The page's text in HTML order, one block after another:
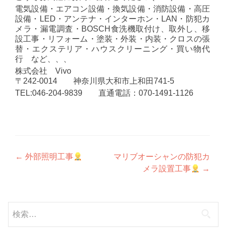
電気設備・エアコン設備・換気設備・消防設備・高圧
設備・LED・アンテナ・インターホン・LAN・防犯カ
メラ・漏電調査・BOSCH食洗機取付け、取外し、移
設工事・リフォーム・塗装・外装・内装・クロスの張
替・エクステリア・ハウスクリーニング・買い物代
行 など、、、
株式会社 Vivo
〒242-0014 神奈川県大和市上和田741-5
TEL:046-204-9839 直通電話：070-1491-1126
投
ビ
ゲ
← 外部照明工事
マリブオーシャンの防犯カ
メラ設置工事
→
索: